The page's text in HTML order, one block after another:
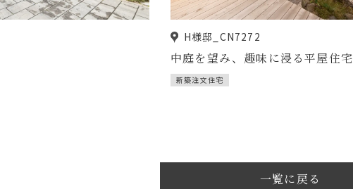
H様邸_CN7272
中庭を望み、趣味に浸る平屋住宅
新築注文住宅
一覧に戻る